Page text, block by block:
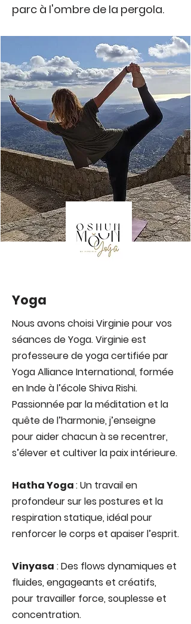
parc à l'ombre de la pergola.
Yoga
Nous avons choisi Virginie pour vos
séances de Yoga. Virginie est
professeure de yoga certifiée par
Yoga Alliance International, formée
en Inde à l’école Shiva Rishi.
Passionnée par la méditation et la
quête de l’harmonie, j’enseigne
pour aider chacun à se recentrer,
s’élever et cultiver la paix intérieure.
Hatha Yoga: Un travail en
profondeur sur les postures et la
respiration statique, idéal pour
renforcer le corps et apaiser l’esprit.
Vinyasa : Des flows dynamiques et
fluides, engageants et créatifs,
pour travailler force, souplesse et
concentration.